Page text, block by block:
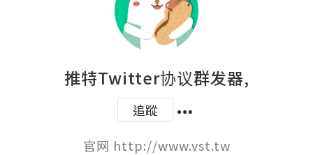
推特Twitter协议群发器,
追蹤
官网 http://www.vst.tw